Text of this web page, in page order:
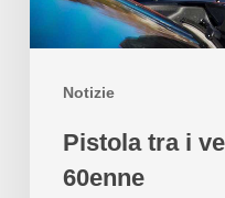
Notizie
Pistola tra i
60enne